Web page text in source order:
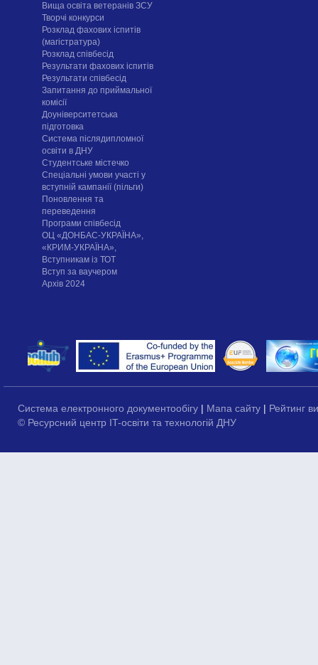
Вища освіта ветеранів ЗСУ
Творчі конкурси
Розклад фахових іспитів
(магістратура)
Розклад співбесід
Результати фахових іспитів
Результати співбесід
Запитання до приймальної
комісії
Доуніверситетська
підготовка
Система післядипломної
освіти в ДНУ
Cтудентське містечко
Спеціальні умови участі у
вступній кампанії (пільги)
Поновлення та
переведення
Програми співбесід
ОЦ «ДОНБАС-УКРАЇНА»,
«КРИМ-УКРАЇНА»,
Вступникам із ТОТ
Вступ за ваучером
Архів 2024
Система електронного документообігу | Мапа сайту | Рейтинг
© Ресурсний центр IT-освіти та технологій ДНУ